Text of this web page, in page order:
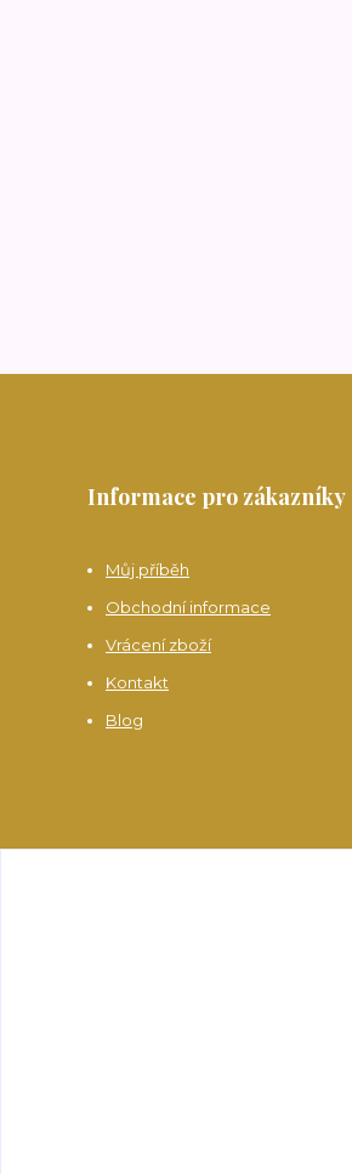
Informace pro zákazníky
Můj příběh
Obchodní informace
Vrácení zboží
Kontakt
Blog